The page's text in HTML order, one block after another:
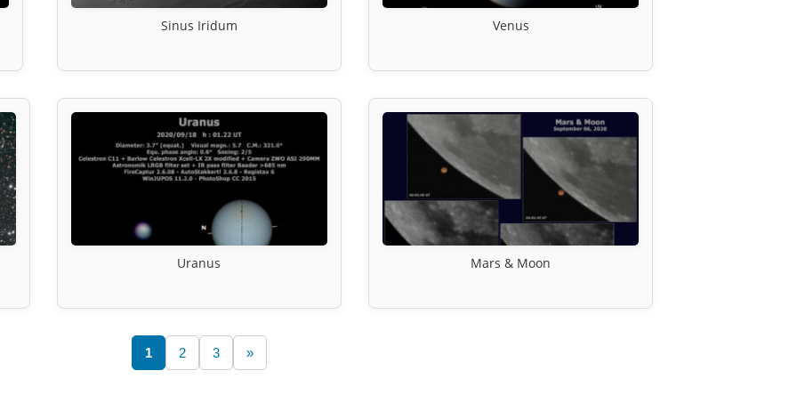
Sinus Iridum Venus
Uranus Mars & Moon
1 2 3 »